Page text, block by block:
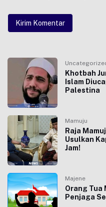
Khotbah
Islam
Palestina
Mamuju
Raja
Usulkan
Jam!
Majene
Orang Tua
Penjaga